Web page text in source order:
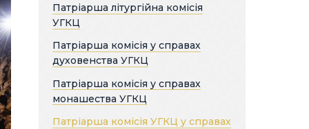
Патріарша літургійна комісія
УГКЦ
Патріарша комісія у справах
духовенства УГКЦ
Патріарша комісія у справах
монашества УГКЦ
Патріарша комісія УГКЦ у справах